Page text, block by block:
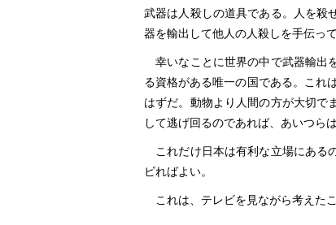
武器は人殺しの道具である。人を殺
器を輸出して他人の人殺しを手伝っ
幸いなことに世界の中で武器輸出
る資格がある唯一の国である。これ
はずだ。動物より人間の方が大切で
して逃げ回るのであれば、あいつら
これだけ日本は有利な立場にある
ビればよい。
これは、テレビを見ながら考えたこ